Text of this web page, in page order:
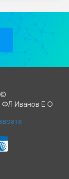
©
ФЛ Иванов Е О